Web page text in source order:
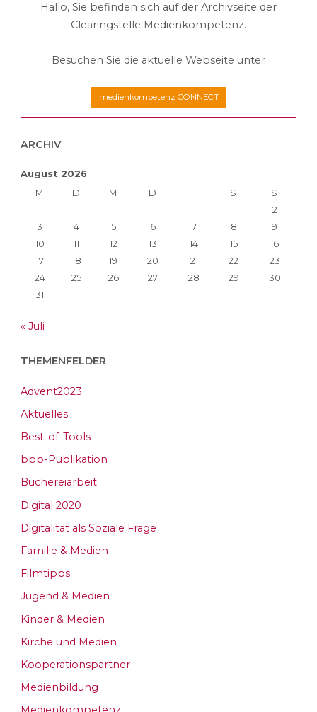
Beiträge
Hallo, Sie befinden sich auf der Archivseite der
Clearingstelle Medienkompetenz.
Besuchen Sie die aktuelle Webseite unter
medienkompetenz CONNECT
ARCHIV
August 2026
M
D M D F S
S
1
2
3
4 5 6 7 8
9
10
11 12 13 14 15
16
17
18 19 20 21 22
23
24
25 26 27 28 29
30
31
« Juli
THEMENFELDER
Advent2023
Aktuelles
Best-of-Tools
bpb-Publikation
Büchereiarbeit
Digital 2020
Digitalität als Soziale Frage
Familie & Medien
Filmtipps
Jugend & Medien
Kinder & Medien
Kirche und Medien
Kooperationspartner
Medienbildung